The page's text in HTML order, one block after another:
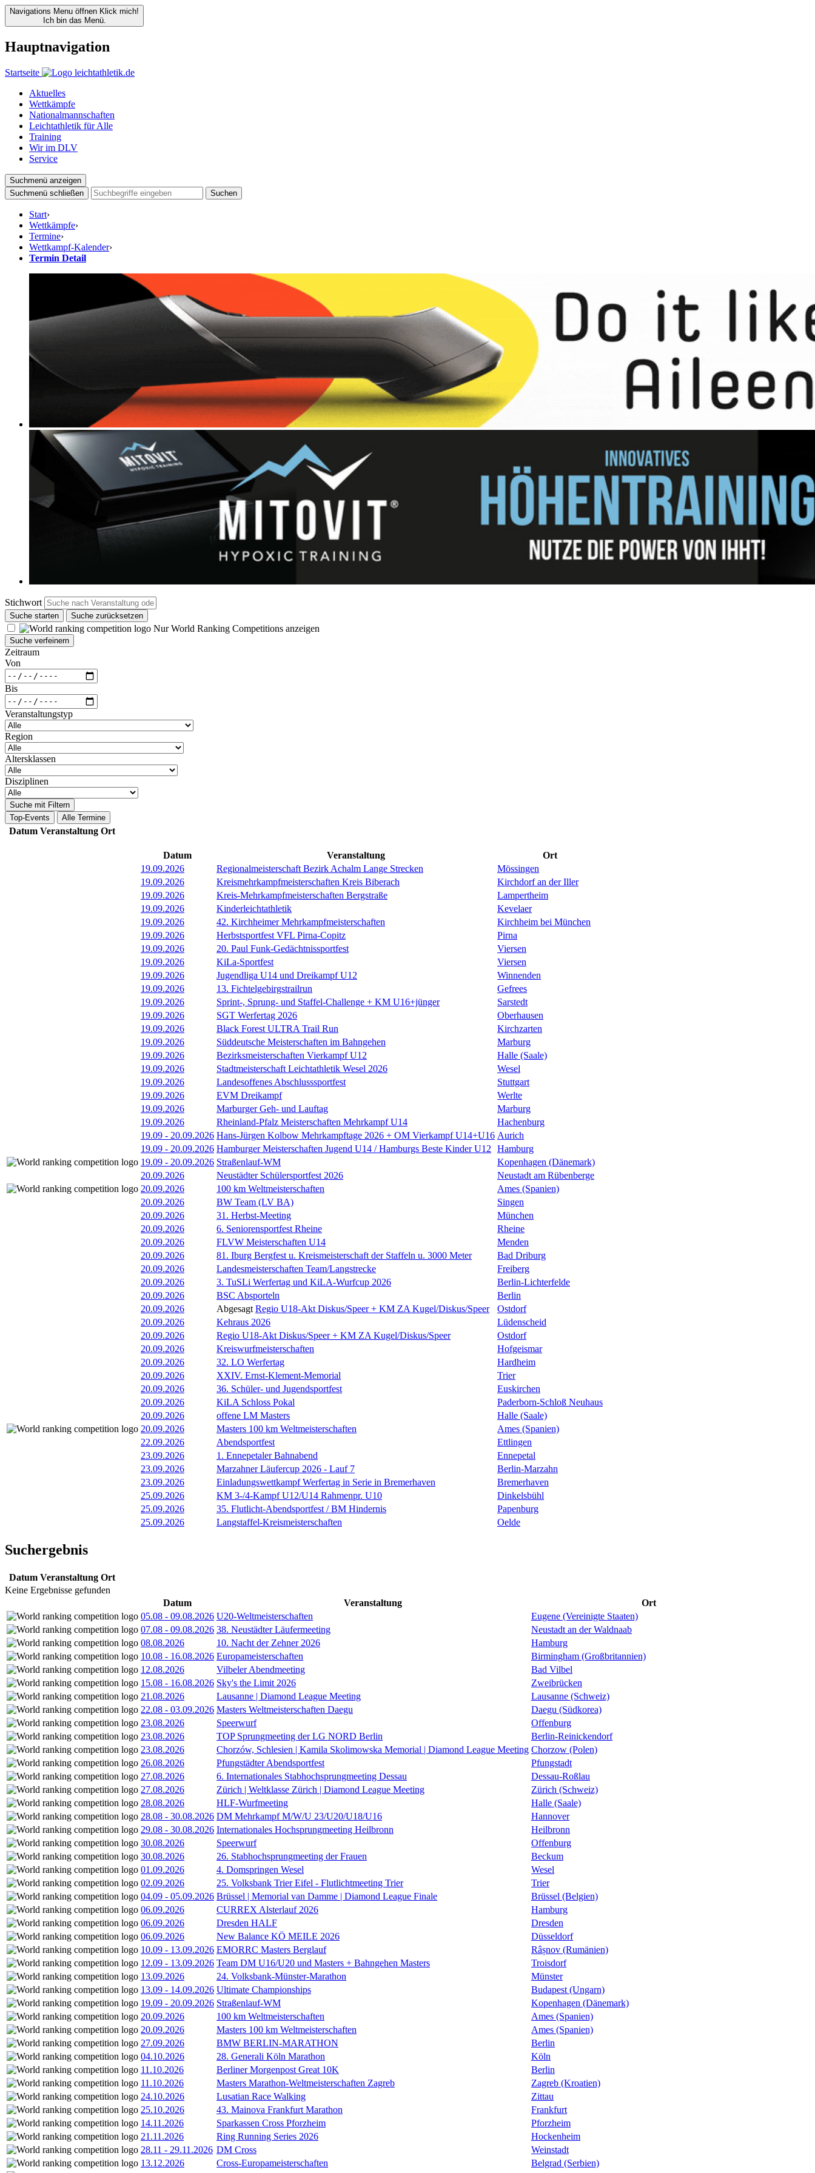
Navigations Menu öffnen Klick mich!
Ich bin das Menü.
Hauptnavigation
Startseite
Aktuelles
Wettkämpfe
Nationalmannschaften
Leichtathletik für Alle
Training
Wir im DLV
Service
Suchmenü anzeigen
Suchmenü schließen
Suchen
Start›
Wettkämpfe›
Termine›
Wettkampf-Kalender›
Termin Detail
Stichwort
Suche starten Suche zurücksetzen
Nur World Ranking Competitions anzeigen
Suche verfeinern
Zeitraum
Von
Bis
Veranstaltungstyp
Region
Altersklassen
Disziplinen
Suche mit Filtern
Top-Events
Alle Termine
Datum Veranstaltung Ort
Datum Veranstaltung
Ort
19.09.2026
Regionalmeisterschaft Bezirk Achalm Lange Strecken
Mössingen
19.09.2026
Kreismehrkampfmeisterschaften Kreis Biberach
Kirchdorf an der Iller
19.09.2026
Kreis-Mehrkampfmeisterschaften Bergstraße
Lampertheim
19.09.2026
Kinderleichtathletik
Kevelaer
19.09.2026
42. Kirchheimer Mehrkampfmeisterschaften
Kirchheim bei München
19.09.2026
Herbstsportfest VFL Pirna-Copitz
Pirna
19.09.2026
20. Paul Funk-Gedächtnissportfest
Viersen
19.09.2026
KiLa-Sportfest
Viersen
19.09.2026
Jugendliga U14 und Dreikampf U12
Winnenden
19.09.2026
13. Fichtelgebirgstrailrun
Gefrees
19.09.2026
Sprint-, Sprung- und Staffel-Challenge + KM U16+jünger
Sarstedt
19.09.2026
SGT Werfertag 2026
Oberhausen
19.09.2026
Black Forest ULTRA Trail Run
Kirchzarten
19.09.2026
Süddeutsche Meisterschaften im Bahngehen
Marburg
19.09.2026
Bezirksmeisterschaften Vierkampf U12
Halle (Saale)
19.09.2026
Stadtmeisterschaft Leichtathletik Wesel 2026
Wesel
19.09.2026
Landesoffenes Abschlusssportfest
Stuttgart
19.09.2026
EVM Dreikampf
Werlte
19.09.2026
Marburger Geh- und Lauftag
Marburg
19.09.2026
Rheinland-Pfalz Meisterschaften Mehrkampf U14
Hachenburg
19.09 - 20.09.2026 Hans-Jürgen Kolbow Mehrkampftage 2026 + OM Vierkampf U14+U16 Aurich
19.09 - 20.09.2026 Hamburger Meisterschaften Jugend U14 / Hamburgs Beste Kinder U12
Hamburg
19.09 - 20.09.2026 Straßenlauf-WM
Kopenhagen (Dänemark)
20.09.2026
Neustädter Schülersportfest 2026
Neustadt am Rübenberge
20.09.2026
100 km Weltmeisterschaften
Ames (Spanien)
20.09.2026
BW Team (LV BA)
Singen
20.09.2026
31. Herbst-Meeting
München
20.09.2026
6. Seniorensportfest Rheine
Rheine
20.09.2026
FLVW Meisterschaften U14
Menden
20.09.2026
81. Iburg Bergfest u. Kreismeisterschaft der Staffeln u. 3000 Meter
Bad Driburg
20.09.2026
Landesmeisterschaften Team/Langstrecke
Freiberg
20.09.2026
3. TuSLi Werfertag und KiLA-Wurfcup 2026
Berlin-Lichterfelde
20.09.2026
BSC Absporteln
Berlin
20.09.2026
Abgesagt Regio U18-Akt Diskus/Speer + KM ZA Kugel/Diskus/Speer
Ostdorf
20.09.2026
Kehraus 2026
Lüdenscheid
20.09.2026
Regio U18-Akt Diskus/Speer + KM ZA Kugel/Diskus/Speer
Ostdorf
20.09.2026
Kreiswurfmeisterschaften
Hofgeismar
20.09.2026
32. LO Werfertag
Hardheim
20.09.2026
XXIV. Ernst-Klement-Memorial
Trier
20.09.2026
36. Schüler- und Jugendsportfest
Euskirchen
20.09.2026
KiLA Schloss Pokal
Paderborn-Schloß Neuhaus
20.09.2026
offene LM Masters
Halle (Saale)
20.09.2026
Masters 100 km Weltmeisterschaften
Ames (Spanien)
22.09.2026
Abendsportfest
Ettlingen
23.09.2026
1. Ennepetaler Bahnabend
Ennepetal
23.09.2026
Marzahner Läufercup 2026 - Lauf 7
Berlin-Marzahn
23.09.2026
Einladungswettkampf Werfertag in Serie in Bremerhaven
Bremerhaven
25.09.2026
KM 3-/4-Kampf U12/U14 Rahmenpr. U10
Dinkelsbühl
25.09.2026
35. Flutlicht-Abendsportfest / BM Hindernis
Papenburg
25.09.2026
Langstaffel-Kreismeisterschaften Oelde
Suchergebnis
Datum Veranstaltung Ort
Keine Ergebnisse gefunden
Datum
Veranstaltung
Ort
05.08 - 09.08.2026 U20-Weltmeisterschaften
Eugene (Vereinigte Staaten)
07.08 - 09.08.2026 38. Neustädter Läufermeeting
Neustadt an der Waldnaab
08.08.2026
10. Nacht der Zehner 2026
Hamburg
10.08 - 16.08.2026 Europameisterschaften
Birmingham (Großbritannien)
12.08.2026
Vilbeler Abendmeeting
Bad Vilbel
15.08 - 16.08.2026 Sky's the Limit 2026
Zweibrücken
21.08.2026
Lausanne | Diamond League Meeting
Lausanne (Schweiz)
22.08 - 03.09.2026 Masters Weltmeisterschaften Daegu
Daegu (Südkorea)
23.08.2026
Speerwurf
Offenburg
23.08.2026
TOP Sprungmeeting der LG NORD Berlin
Berlin-Reinickendorf
23.08.2026
Chorzów, Schlesien | Kamila Skolimowska Memorial | Diamond League Meeting Chorzow (Polen)
26.08.2026
Pfungstädter Abendsportfest
Pfungstadt
27.08.2026
6. Internationales Stabhochsprungmeeting Dessau
Dessau-Roßlau
27.08.2026
Zürich | Weltklasse Zürich | Diamond League Meeting
Zürich (Schweiz)
28.08.2026
HLF-Wurfmeeting
Halle (Saale)
28.08 - 30.08.2026 DM Mehrkampf M/W/U 23/U20/U18/U16
Hannover
29.08 - 30.08.2026 Internationales Hochsprungmeeting Heilbronn
Heilbronn
30.08.2026
Speerwurf
Offenburg
30.08.2026
26. Stabhochsprungmeeting der Frauen
Beckum
01.09.2026
4. Domspringen Wesel
Wesel
02.09.2026
25. Volksbank Trier Eifel - Flutlichtmeeting Trier
Trier
04.09 - 05.09.2026 Brüssel | Memorial van Damme | Diamond League Finale
Brüssel (Belgien)
06.09.2026
CURREX Alsterlauf 2026
Hamburg
06.09.2026
Dresden HALF
Dresden
06.09.2026
New Balance KÖ MEILE 2026
Düsseldorf
10.09 - 13.09.2026 EMORRC Masters Berglauf
Râșnov (Rumänien)
12.09 - 13.09.2026 Team DM U16/U20 und Masters + Bahngehen Masters
Troisdorf
13.09.2026
24. Volksbank-Münster-Marathon
Münster
13.09 - 14.09.2026 Ultimate Championships
Budapest (Ungarn)
19.09 - 20.09.2026 Straßenlauf-WM
Kopenhagen (Dänemark)
20.09.2026
100 km Weltmeisterschaften
Ames (Spanien)
20.09.2026
Masters 100 km Weltmeisterschaften
Ames (Spanien)
27.09.2026
BMW BERLIN-MARATHON
Berlin
04.10.2026
28. Generali Köln Marathon
Köln
11.10.2026
Berliner Morgenpost Great 10K
Berlin
11.10.2026
Masters Marathon-Weltmeisterschaften Zagreb
Zagreb (Kroatien)
24.10.2026
Lusatian Race Walking
Zittau
25.10.2026
43. Mainova Frankfurt Marathon
Frankfurt
14.11.2026
Sparkassen Cross Pforzheim
Pforzheim
21.11.2026
Ring Running Series 2026
Hockenheim
28.11 - 29.11.2026 DM Cross
Weinstadt
13.12.2026
Cross-Europameisterschaften
Belgrad (Serbien)